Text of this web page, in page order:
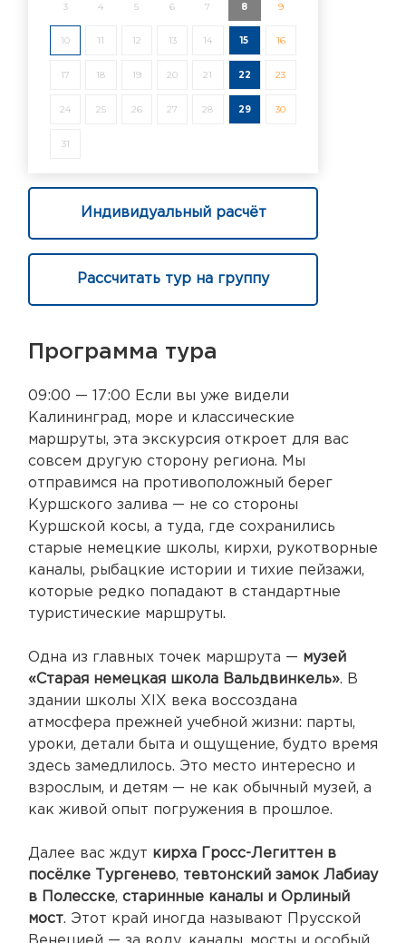
3 4 5 6 7 8 9
10 11 12 13 14 15 16
17 18 19 20 21 22 23
24 25 26 27 28 29 30
31
Индивидуальный расчёт
Рассчитать тур на группу
Программа тура
09:00 — 17:00 Если вы уже видели
Калининград, море и классические
маршруты, эта экскурсия откроет для вас
совсем другую сторону региона. Мы
отправимся на противоположный берег
Куршского залива — не со стороны
Куршской косы, а туда, где сохранились
старые немецкие школы, кирхи, рукотворные
каналы, рыбацкие истории и тихие пейзажи,
которые редко попадают в стандартные
туристические маршруты.
Одна из главных точек маршрута — музей
«Старая немецкая школа Вальдвинкель». В
здании школы XIX века воссоздана
атмосфера прежней учебной жизни: парты,
уроки, детали быта и ощущение, будто время
здесь замедлилось. Это место интересно и
взрослым, и детям — не как обычный музей, а
как живой опыт погружения в прошлое.
Далее вас ждут кирха Гросс-Легиттен в
посёлке Тургенево, тевтонский замок Лабиау
в Полесске, старинные каналы и Орлиный
мост. Этот край иногда называют Прусской